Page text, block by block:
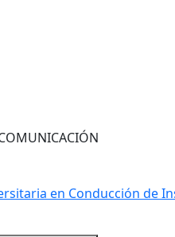
en Conducción de